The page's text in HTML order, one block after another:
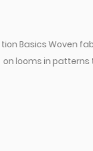
Functional Textiles
Outdoor Fabric is